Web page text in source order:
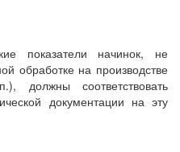
показатели начинок, не
обработке на производстве
должны соответствовать
документации на эту